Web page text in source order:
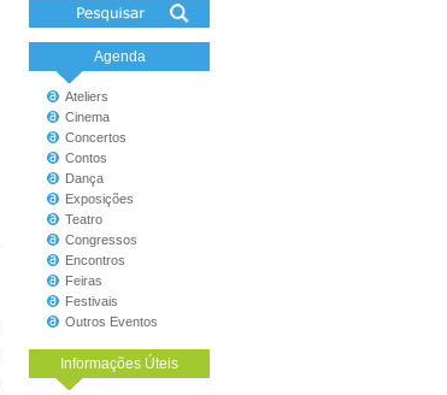
Agenda
Ateliers
Cinema
Concertos
Contos
Dança
Exposições
Teatro
Congressos
Encontros
Feiras
Festivais
Outros Eventos
Informações Úteis